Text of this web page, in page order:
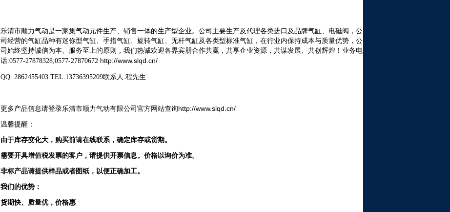
乐清市顺力气动是一家集气动元件生产、销售一体的生产型企业。公司主要生产及代理各类进口及品牌气缸、电磁阀，公
司经营的气缸品种有迷你型气缸、手指气缸、旋转气缸、无杆气缸及各类型标准气缸，在行业内保持成本与质量优势，公
司始终坚持诚信为本、服务至上的原则，我们热诚欢迎各界宾朋合作共赢，共享企业资源，共谋发展、共创辉煌！ 业务电
话:0577-27878328;0577-27870672 http://www.slqd.cn/
QQ: 2862455403 TEL:13736395209联系人 :程先生
更多产品信息请登录乐清市顺力气动有限公司官方网站查询http://www.slqd.cn/
温馨提醒：
由于库存变化大，购买前请在线联系，确定库存或货期。
需要开具增值税发票的客户，请提供开票信息。价格以询价为准。
非标产品请提供样品或者图纸，以便正确加工。
我们的优势：
货期快、质量优，价格惠